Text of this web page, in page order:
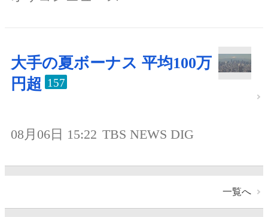
大手の夏ボーナス 平均100万
円超 157
08月06日 15:22 TBS NEWS DIG
一覧へ